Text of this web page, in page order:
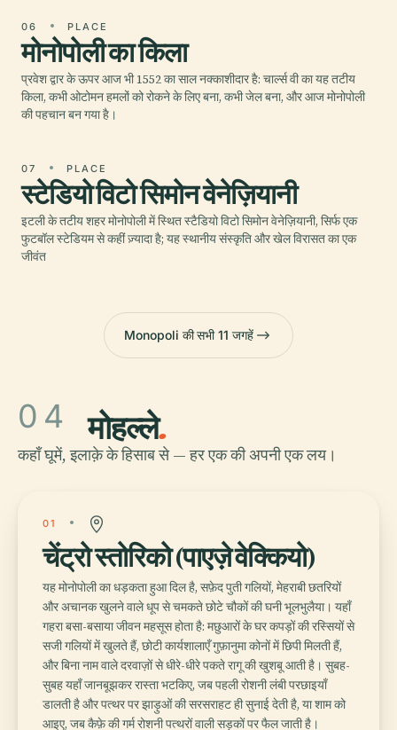
06 PLACE
मोनोपोली का किला
प्रवेश द्वार के ऊपर आज भी 1552 का साल नक्काशीदार है: चार्ल्स वी का यह तटीय
किला, कभी ओटोमन हमलों को रोकने के लिए बना, कभी जेल बना, और आज मोनोपोली
की पहचान बन गया है।
07 PLACE
स्टेडियो विटो सिमोन वेनेज़ियानी
इटली के तटीय शहर मोनोपोली में स्थित स्टैडियो विटो सिमोन वेनेज़ियानी, सिर्फ एक
फुटबॉल स्टेडियम से कहीं ज़्यादा है; यह स्थानीय संस्कृति और खेल विरासत का एक
जीवंत
Monopoli की सभी 11 जगहें
04 मोहल्ले.
कहाँ घूमें, इलाक़े के हिसाब से — हर एक की अपनी एक लय।
01
चेंट्रो स्तोरिको (पाएज़े वेक्कियो)
यह मोनोपोली का धड़कता हुआ दिल है, सफ़ेद पुती गलियों, मेहराबी छतरियों
और अचानक खुलने वाले धूप से चमकते छोटे चौकों की घनी भूलभुलैया। यहाँ
गहरा बसा-बसाया जीवन महसूस होता है: मछुआरों के घर कपड़ों की रस्सियों से
सजी गलियों में खुलते हैं, छोटी कार्यशालाएँ गुफ़ानुमा कोनों में छिपी मिलती हैं,
और बिना नाम वाले दरवाज़ों से धीरे-धीरे पकते रागू की खुशबू आती है। सुबह-
सुबह यहाँ जानबूझकर रास्ता भटकिए, जब पहली रोशनी लंबी परछाइयाँ
डालती है और पत्थर पर झाड़ुओं की सरसराहट ही सुनाई देती है, या शाम को
आइए, जब कैफ़े की गर्म रोशनी पत्थरों वाली सड़कों पर फैल जाती है।